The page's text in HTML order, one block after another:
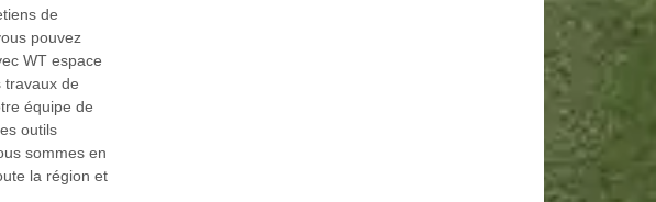
de
pouvez
WT espace
travaux de
équipe de
outils
sommes en
la région et